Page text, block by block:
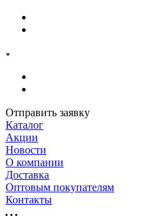
Отправить заявку
Каталог
Акции
Новости
О компании
Доставка
Оптовым покупателям
Контакты